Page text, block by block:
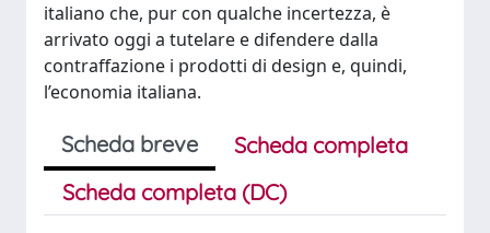
italiano che, pur con qualche incertezza, è
arrivato oggi a tutelare e difendere dalla
contraffazione i prodotti di design e, quindi,
l’economia italiana.
Scheda breve
Scheda completa
Scheda completa (DC)